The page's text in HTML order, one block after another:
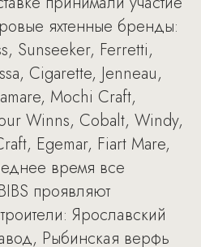
яхтенные бренды:
Sunseeker, Ferretti,
Cigarette, Jenneau,
Mochi Craft,
Winns, Сobalt, Windy,
Egemar, Fiart Mare,
время все
проявляют
Ярославский
Рыбинская верфь